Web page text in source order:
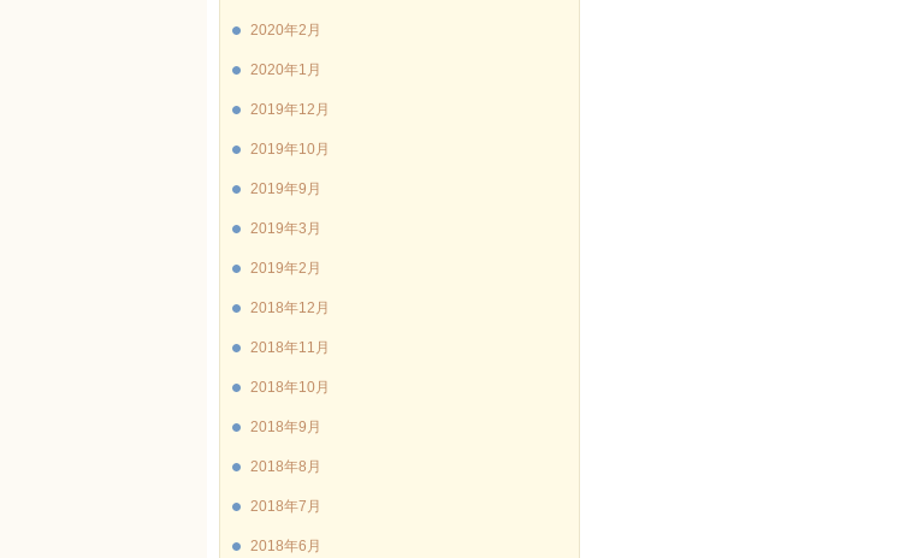
2020年2月
2020年1月
2019年12月
2019年10月
2019年9月
2019年3月
2019年2月
2018年12月
2018年11月
2018年10月
2018年9月
2018年8月
2018年7月
2018年6月